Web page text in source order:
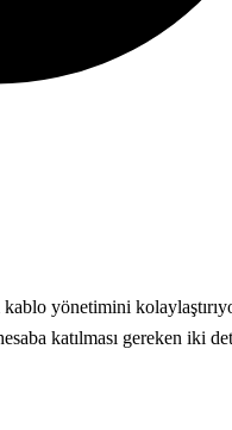
yönetimini
katılması gereken iki